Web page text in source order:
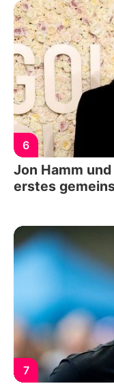
6
Jon Hamm
erstes
7